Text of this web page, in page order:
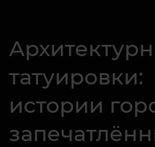
татуировки:
истории